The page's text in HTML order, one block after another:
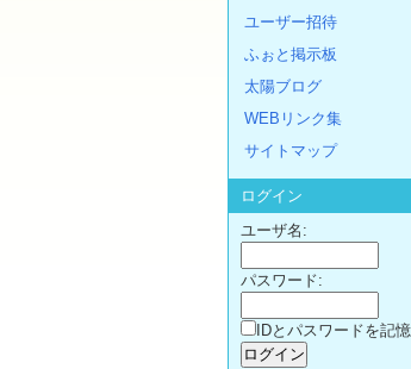
ユーザー招待
ふぉと掲示板
太陽ブログ
WEBリンク集
サイトマップ
ログイン
ユーザ名:
パスワード:
IDとパスワードを記憶